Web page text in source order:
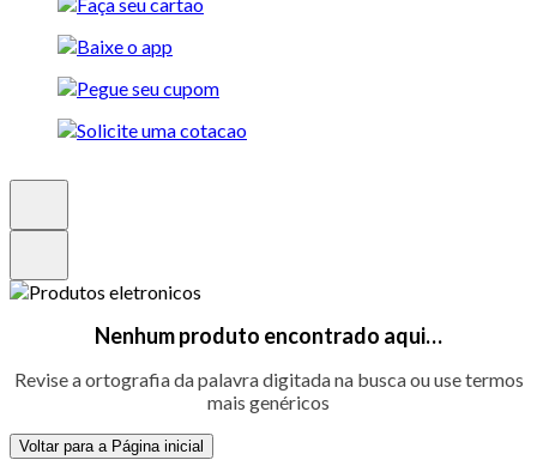
Nenhum produto encontrado aqui…
Revise a ortografia da palavra digitada na busca ou use termos
mais genéricos
Voltar para a Página inicial